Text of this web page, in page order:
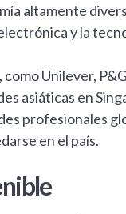
altamente
y la
Unilever,
asiáticas en
profesionales
en el país.